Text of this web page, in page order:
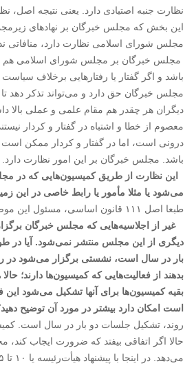
نظارت جنبه اصتیادی دارد. یعنی نتیجه
این بخش که مجلس خبرگان بر نهاد‌های
مجلس شورای اسلامی نظارت دارد، منافاتی
مجلس خبرگان بر مجلس شورای اسلامی هم
باشد و اگر گفتار یا رفتارهایی برخلاف
مجلس خبرگان حق دارد و می‌تواند تذکر دهد تا
دیگران هر چقدر هم مقام علمی و عملی بالا
معصوم از خطا و اشتباه در گفتار و کردار
درونی است، اما در گفتار و کردار ممکن است
باشد. مجلس خبرگان بر این امور نظارت دارد.
این نظارت از طریق کمیسیون‌هایی که در
می‌شود یا مثلا مأمور یا رابط خاصی در این
طبعا اصل ۱۱۱ قانون اساسی، مسئول این موضوع است.
‌غیر از اجلاسیه‌هایی که مجلس خبرگان
دیگری از این مجلس منتشر نمی‌شود. آیا در
بار در سال است، نشستی برگزار می‌شود در
بقیه کمیسیون‌ها برای آنها تشکیل می‌شود
است امکان دارد بیشتر در مورد آن توضیح
روند، تشکیل جلسات دو بار در سال است.
حالا اگر اتفاقی بیفتد که ضرورت ایجاب